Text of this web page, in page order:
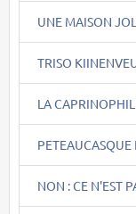
UNE MAISON
TRISO
LA
PETEAUCASQUE
NON : CE N'EST